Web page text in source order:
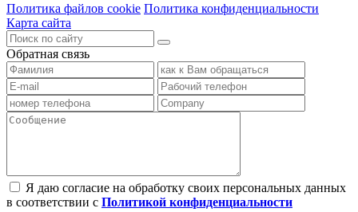
Политика файлов cookie Политика конфиденциальности
Карта сайта
Обратная связь
Я даю согласие на обработку своих персональных данных
в соответствии с Политикой конфиденциальности